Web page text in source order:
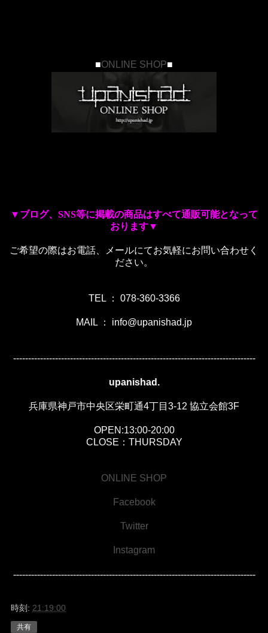
■ONLINE SHOP■
▼ブログ、SNS等に掲載の商品はすべて通販可能となって
おります▼
ご希望の際はお電話、メールにてお気軽にお問い合わせく
ださい。
TEL ： 078-360-3366
MAIL ： info@upanishad.jp
---------------------------------------------------------------------------------
upanishad.
兵庫県神戸市中央区栄町通4丁目3-12 協立会館3F
OPEN:13:00-20:00
CLOSE：THURSDAY
ONLINE SHOP
Facebook
Twitter
Instagram
---------------------------------------------------------------------------------
時刻: 21:19:00
共有